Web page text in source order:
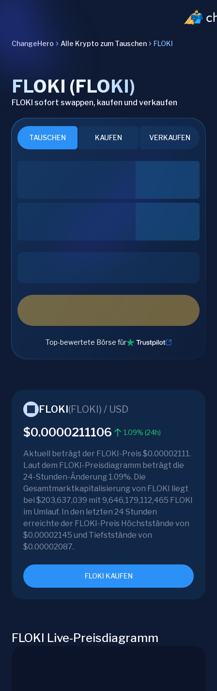
ChangeHero Alle Krypto zum Tauschen FLOKI
FLOKI (FLOKI)
FLOKI sofort swappen, kaufen und verkaufen
TAUSCHEN KAUFEN VERKAUFEN
Top-bewertete Börse für
FLOKI(FLOKI) / USD
$0.0000211106 1.09% (24h)
Aktuell beträgt der FLOKI-Preis $0.00002111.
Laut dem FLOKI-Preisdiagramm beträgt die
24-Stunden-Änderung 1.09%. Die
Gesamtmarktkapitalisierung von FLOKI liegt
bei $203,637,039 mit 9,646,179,112,465 FLOKI
im Umlauf. In den letzten 24 Stunden
erreichte der FLOKI-Preis Höchststände von
$0.00002145 und Tiefststände von
$0.00002087.
FLOKI KAUFEN
FLOKI Live-Preisdiagramm